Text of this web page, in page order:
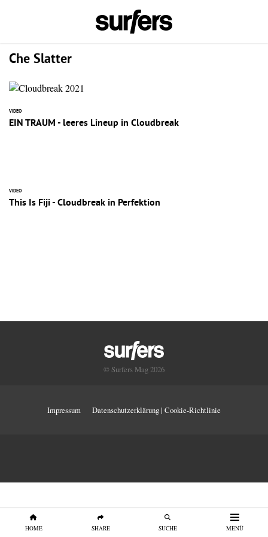
HOME SHARE SUCHE MENÜ
Che Slatter
VIDEO
EIN TRAUM - leeres Lineup in Cloudbreak
VIDEO
This Is Fiji - Cloudbreak in Perfektion
© Surfers Mag 2026
Impressum Datenschutzerklärung | Cookie-Richtlinie